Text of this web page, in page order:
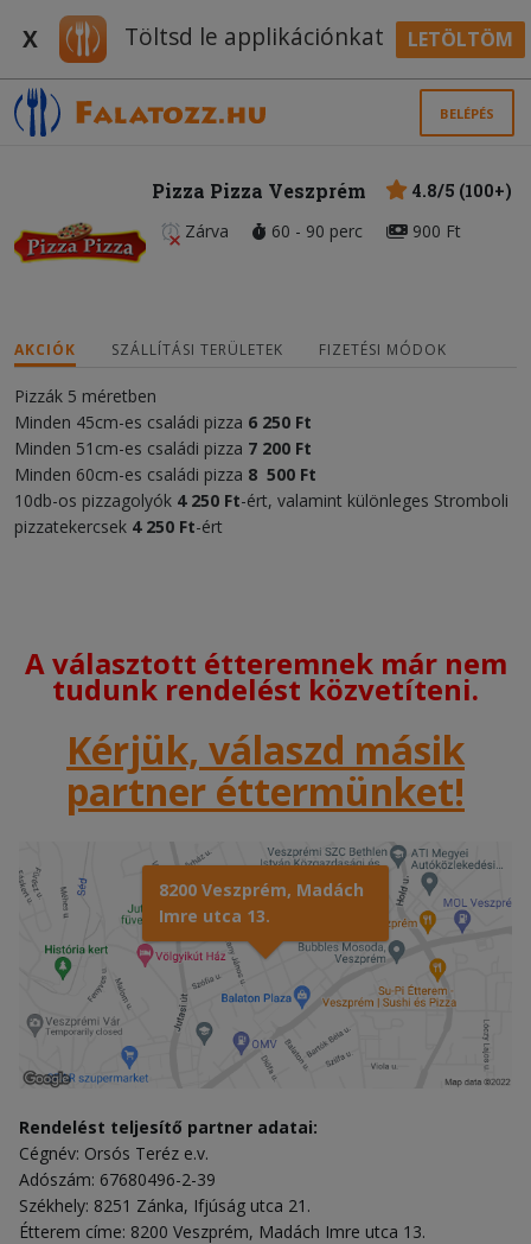
X Töltsd le applikációnkat LETÖLTÖM
BELÉPÉS
Pizza Pizza Veszprém
4.8/5 (100+)
Zárva
60 - 90 perc 900 Ft
AKCIÓK SZÁLLÍTÁSI TERÜLETEK FIZETÉSI MÓDOK
Pizzák 5 méretben
Minden 45cm-es családi pizza 6 250 Ft
Minden 51cm-es családi pizza 7 200 Ft
Minden 60cm-es családi pizza 8 500 Ft
10db-os pizzagolyók 4 250 Ft-ért, valamint különleges Stromboli
pizzatekercsek 4 250 Ft-ért
A választott étteremnek már nem
tudunk rendelést közvetíteni.
Kérjük, válaszd másik
partner éttermünket!
8200 Veszprém, Madách
Imre utca 13.
Rendelést teljesítő partner adatai:
Cégnév: Orsós Teréz e.v.
Adószám: 67680496-2-39
Székhely: 8251 Zánka, Ifjúság utca 21.
Étterem címe: 8200 Veszprém, Madách Imre utca 13.